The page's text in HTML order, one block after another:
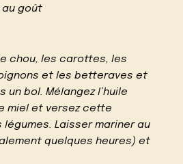
au goût
chou, les carottes, les
et les betteraves et
un bol. Mélangez l’huile
miel et versez cette
Laisser mariner au
quelques heures) et